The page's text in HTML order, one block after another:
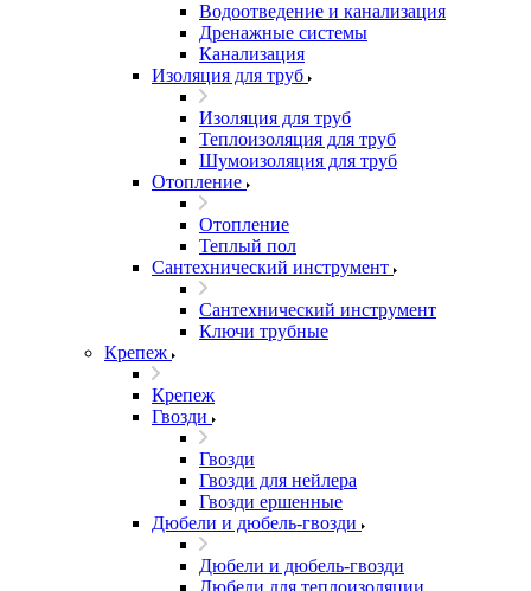
Водоотведение и канализация
Дренажные системы
Канализация
Изоляция для труб
Изоляция для труб
Теплоизоляция для труб
Шумоизоляция для труб
Отопление
Отопление
Теплый пол
Сантехнический инструмент
Сантехнический инструмент
Ключи трубные
Крепеж
Крепеж
Гвозди
Гвозди
Гвозди для нейлера
Гвозди ершенные
Дюбели и дюбель-гвозди
Дюбели и дюбель-гвозди
Дюбели для теплоизоляции